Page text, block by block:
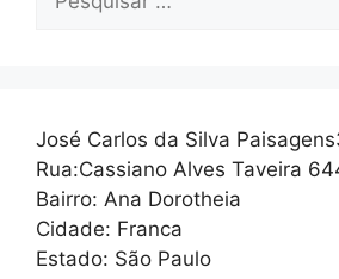
por:
José Carlos da Silva
Rua:Cassiano Alves Taveira
Bairro: Ana Dorotheia
Cidade: Franca
Estado: São Paulo